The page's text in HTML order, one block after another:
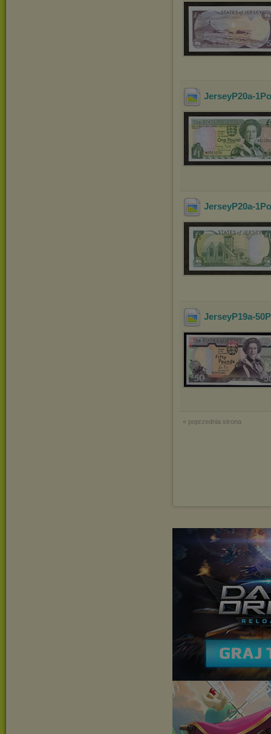
JerseyP20a-
JerseyP20a-
JerseyP19a-
« poprzednia strona